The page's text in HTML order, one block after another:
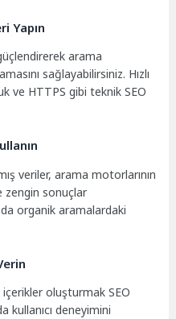
Yapın
arama
sağlayabilirsiniz. Hızlı
ve HTTPS gibi teknik SEO
veriler, arama motorlarının
zengin sonuçlar
da organik aramalardaki
içerikler oluşturmak SEO
kullanıcı deneyimini